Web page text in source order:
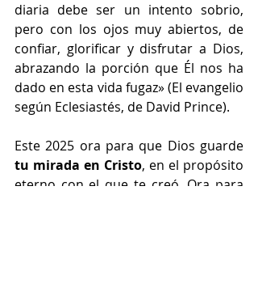
diaria debe ser un intento sobrio,
pero con los ojos muy abiertos, de
confiar, glorificar y disfrutar a Dios,
abrazando la porción que Él nos ha
dado en esta vida fugaz» (El evangelio
según Eclesiastés, de David Prince).
tu mirada en Cristo, en el propósito
eterno con el que te creó. Ora para